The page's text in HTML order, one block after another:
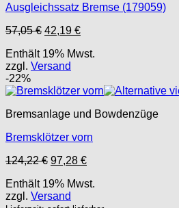
Ausgleichssatz Bremse (179059)
57,05€ Ursprünglicher
war:
57,05 €
42,19 €Aktueller
ist:
Enthält 19% Mwst.
zzgl. Versand
-22%
Bremsanlage und Bowdenzüge
Bremsklötzer vorn
124,22€ Ursprünglicher
war:
124,22 €
97,28 €Aktueller
ist:
Enthält 19% Mwst.
zzgl. Versand